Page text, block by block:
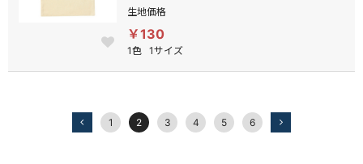
生地価格
￥130
1色 1サイズ
1 2 3 4 5 6